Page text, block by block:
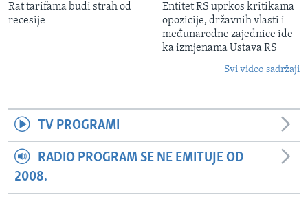
Rat tarifama budi strah od
recesije
Entitet RS uprkos kritikama
opozicije, državnih vlasti i
međunarodne zajednice ide
ka izmjenama Ustava RS
Svi video sadržaji
TV PROGRAMI
RADIO PROGRAM SE NE EMITUJE OD
2008.